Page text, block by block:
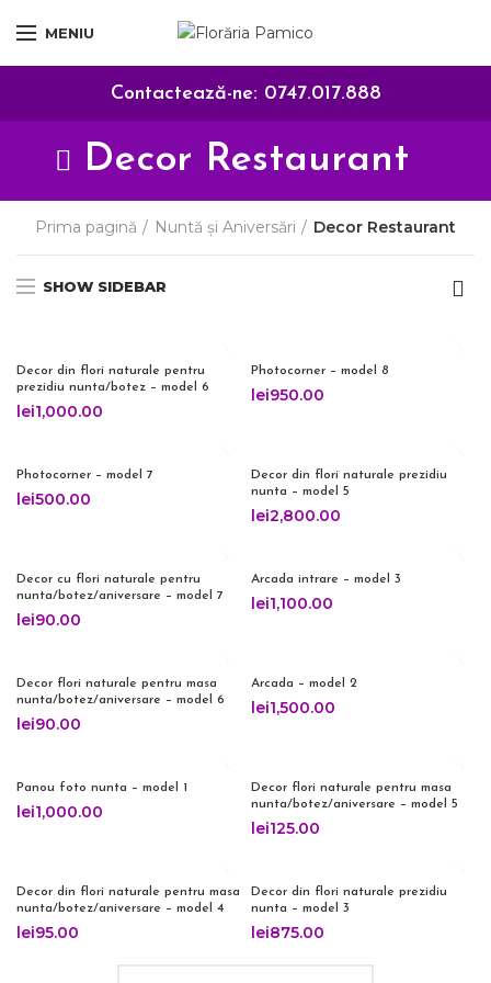
MENIU
Contactează-ne: 0747.017.888
Decor Restaurant
Prima pagină Nuntă și Aniversări Decor Restaurant
SHOW SIDEBAR
Decor din flori naturale pentru
prezidiu nunta/botez – model 6
lei1,000.00
Photocorner – model 8
lei950.00
Photocorner – model 7
lei500.00
Decor din flori naturale prezidiu
nunta – model 5
lei2,800.00
Decor cu flori naturale pentru
nunta/botez/aniversare – model 7
lei90.00
Arcada intrare – model 3
lei1,100.00
Decor flori naturale pentru masa
nunta/botez/aniversare – model 6
lei90.00
Arcada – model 2
lei1,500.00
Panou foto nunta – model 1
lei1,000.00
Decor flori naturale pentru masa
nunta/botez/aniversare – model 5
lei125.00
Decor din flori naturale pentru masa
nunta/botez/aniversare – model 4
lei95.00
Decor din flori naturale prezidiu
nunta – model 3
lei875.00